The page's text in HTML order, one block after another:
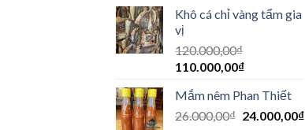
Khô cá chỉ vàng tẩm gia
vị
120.000,00₫
110.000,00₫
Mắm nêm Phan Thiết
26.000,00₫ 24.000,00₫